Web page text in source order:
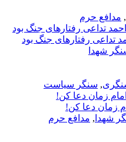
, مدافع حرم
تداعی رفتارهای جنگ بود
شهدا
, سنگر سیاست
زمان دعا کن!
شهدا , مدافع حرم